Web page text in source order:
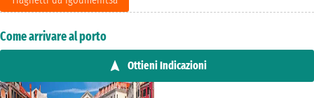
Come arrivare al porto
Ottieni Indicazioni